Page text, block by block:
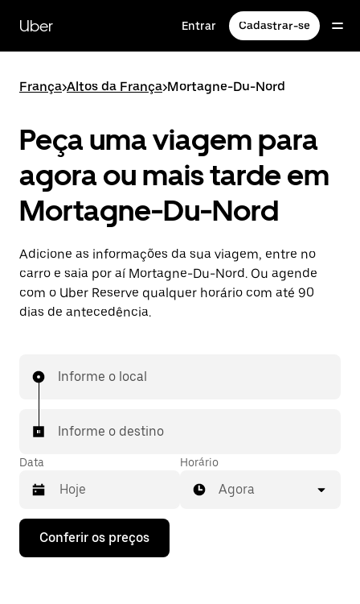
para
conteúdo
Uber Entrar Cadastrar-se
França>Altos da França>Mortagne-Du-Nord
Peça uma viagem para
agora ou mais tarde em
Mortagne-Du-Nord
Adicione as informações da sua viagem, entre no
carro e saia por aí Mortagne-Du-Nord. Ou agende
com o Uber Reserve qualquer horário com até 90
dias de antecedência.
Informe o local
Informe o destino
Data
Pressione
seta
Horário
Agora
Conferir os preços